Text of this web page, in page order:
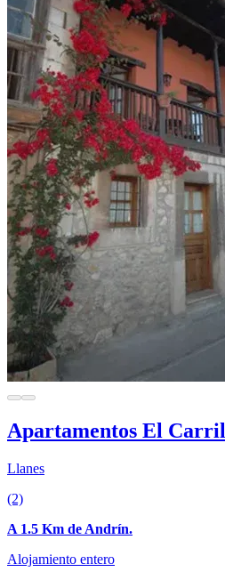
Apartamentos El Carril
Llanes
(2)
A 1.5 Km de Andrín.
Alojamiento entero